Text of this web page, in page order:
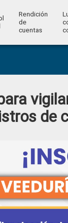
Rendición
de
cuentas
de